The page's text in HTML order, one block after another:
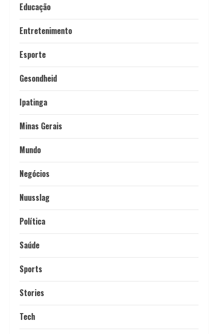
Educação
Entretenimento
Esporte
Gesondheid
Ipatinga
Minas Gerais
Mundo
Negócios
Nuusslag
Política
Saúde
Sports
Stories
Tech